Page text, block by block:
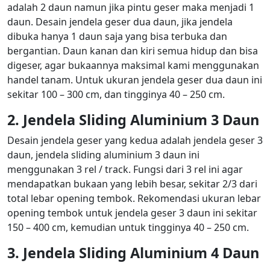
adalah 2 daun namun jika pintu geser maka menjadi 1
daun. Desain jendela geser dua daun, jika jendela
dibuka hanya 1 daun saja yang bisa terbuka dan
bergantian. Daun kanan dan kiri semua hidup dan bisa
digeser, agar bukaannya maksimal kami menggunakan
handel tanam. Untuk ukuran jendela geser dua daun ini
sekitar 100 – 300 cm, dan tingginya 40 – 250 cm.
2. Jendela Sliding Aluminium 3 Daun
Desain jendela geser yang kedua adalah jendela geser 3
daun, jendela sliding aluminium 3 daun ini
menggunakan 3 rel / track. Fungsi dari 3 rel ini agar
mendapatkan bukaan yang lebih besar, sekitar 2/3 dari
total lebar opening tembok. Rekomendasi ukuran lebar
opening tembok untuk jendela geser 3 daun ini sekitar
150 – 400 cm, kemudian untuk tingginya 40 – 250 cm.
3. Jendela Sliding Aluminium 4 Daun